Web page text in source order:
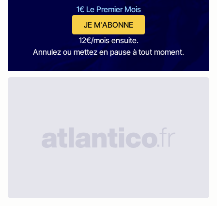
1€ Le Premier Mois
JE M'ABONNE
12€/mois ensuite.
Annulez ou mettez en pause à tout moment.